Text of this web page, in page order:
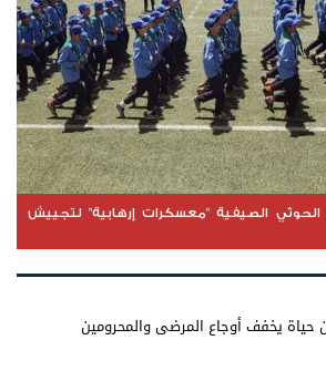
الصيفية "معسكرات إرهابية" لتجييش
يخفف أوجاع المرضى والمحرومين